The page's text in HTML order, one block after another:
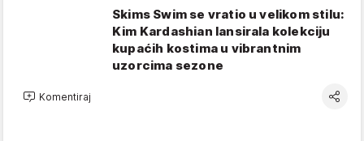
Skims Swim se vratio u velikom stilu:
Kim Kardashian lansirala kolekciju
kupaćih kostima u vibrantnim
uzorcima sezone
Komentiraj